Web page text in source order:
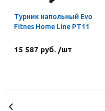
Турник напольный Evo
Fitnes Home Line PT11
15 587 руб. /шт